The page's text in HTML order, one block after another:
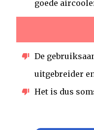
goede
De
uitgebreider
Het is dus